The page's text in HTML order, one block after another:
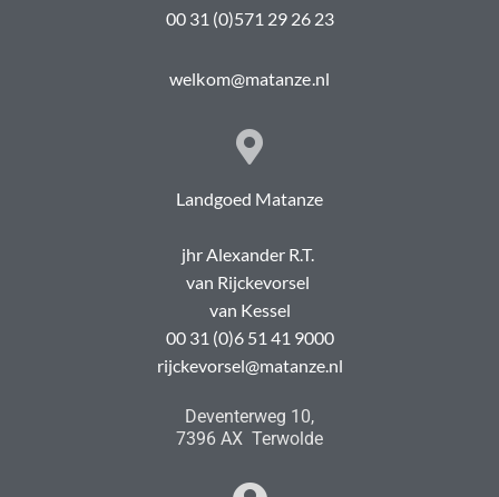
00 31 (0)571 29 26 23
welkom@matanze.nl
Landgoed Matanze
jhr Alexander R.T.
van Rijckevorsel
van Kessel
00 31 (0)6 51 41 9000
rijckevorsel@matanze.nl
Deventerweg 10,
7396 AX Terwolde